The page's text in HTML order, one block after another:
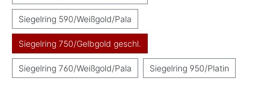
Siegelring 590/Weißgold/Pala
Siegelring 750/Gelbgold geschl.
Siegelring 760/Weißgold/Pala Siegelring 950/Platin